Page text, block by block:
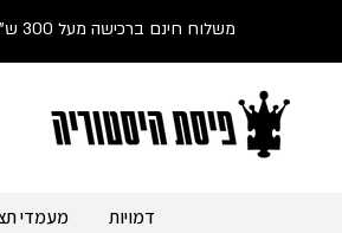
משלוח חינם ברכישה מעל 300 ש"ח
דמויות מעמדי